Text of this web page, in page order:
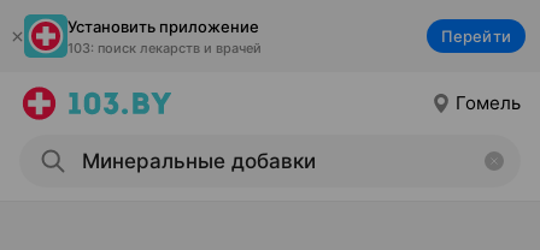
Установить приложение
103: поиск лекарств и врачей
Перейти
Гомель